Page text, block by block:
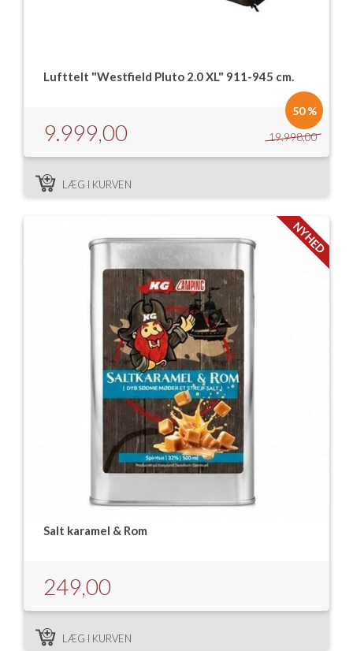
Lufttelt "Westfield Pluto 2.0 XL" 911-945 cm.
19.998,00
9.999,00
50 %
LÆG I KURVEN
Salt karamel & Rom
249,00
NYHED
LÆG I KURVEN